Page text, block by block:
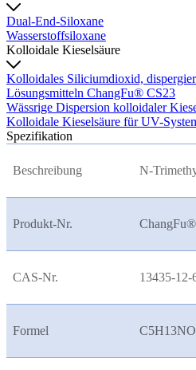
Dual-End-Siloxane
Wasserstoffsiloxane
Kolloidale Kieselsäure
Kolloidales Siliciumdioxid,
Lösungsmitteln ChangFu® CS23
Wässrige Dispersion kolloidaler
Kolloidale Kieselsäure für UV-
Spezifikation
Beschreibung N-
Produkt-Nr.
CAS-Nr. 13435-12-
Formel